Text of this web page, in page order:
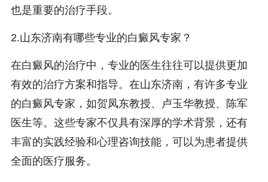
也是重要的治疗手段。
2.山东济南有哪些专业的白癜风专家？
在白癜风的治疗中，专业的医生往往可以提供更加
有效的治疗方案和指导。在山东济南，有许多专业
的白癜风专家，如贺凤东教授、卢玉华教授、陈军
医生等。这些专家不仅具有深厚的学术背景，还有
丰富的实践经验和心理咨询技能，可以为患者提供
全面的医疗服务。